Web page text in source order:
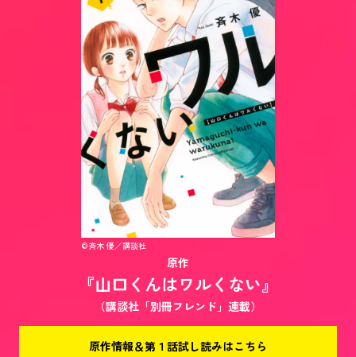
©斉木 優／講談社
原作
『山口くんはワルくない』
（講談社「別冊フレンド」連載）
原作情報＆第１話試し読みはこちら